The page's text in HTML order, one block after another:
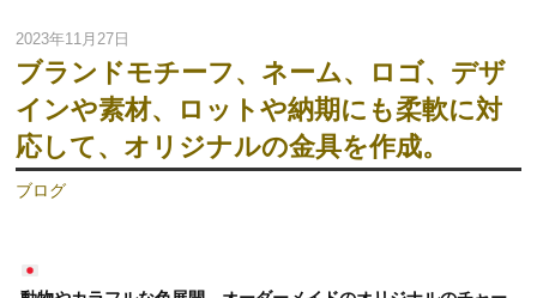
2023年11月27日
ブランドモチーフ、ネーム、ロゴ、デザ
インや素材、ロットや納期にも柔軟に対
応して、オリジナルの金具を作成。
ブログ